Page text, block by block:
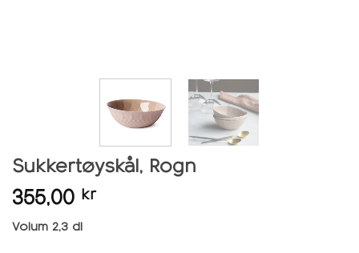
Sukkertøyskål, Rogn
355,00 kr
Volum 2,3 dl